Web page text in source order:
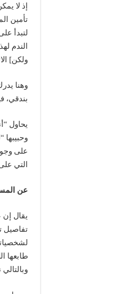
إذ لا
تأمين
لتبدأ
الندم
ولكن]
وهنا
بندقي،
يحاول
على
التي
عن
يقال إن
تفاصيل
طابعها